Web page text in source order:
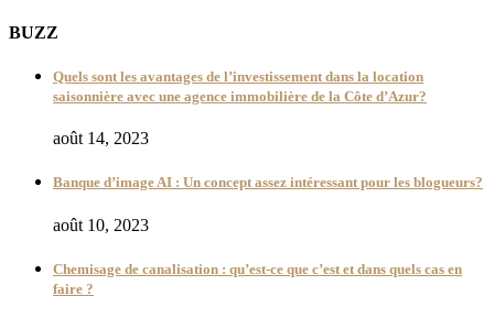
BUZZ
Quels sont les avantages de l’investissement dans la location
saisonnière avec une agence immobilière de la Côte d’Azur?
août 14, 2023
Banque d’image AI : Un concept assez intéressant pour les blogueurs?
août 10, 2023
Chemisage de canalisation : qu’est-ce que c’est et dans quels cas en
faire ?